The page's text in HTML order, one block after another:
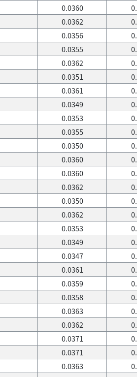
0.0360
0.0362
0.0356
0.0355
0.0362
0.0351
0.0361
0.0349
0.0353
0.0355
0.0350
0.0360
0.0360
0.0362
0.0350
0.0362
0.0353
0.0349
0.0347
0.0361
0.0359
0.0358
0.0363
0.0362
0.0371
0.0371
0.0363